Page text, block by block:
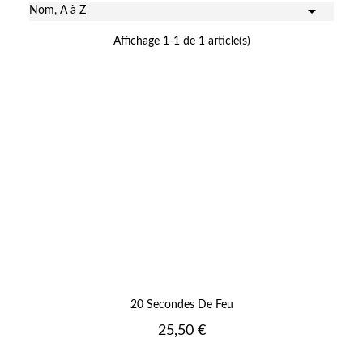
Nom, A à Z 
Affichage 1-1 de 1 article(s)
20 Secondes De Feu
Prix
25,50 €